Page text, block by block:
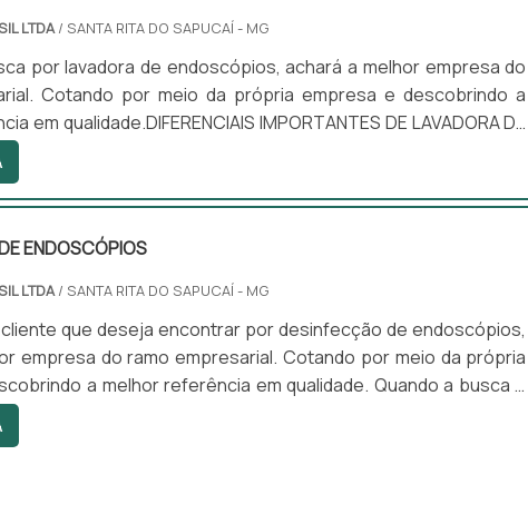
LTDA / SANTA RITA DO SAPUCAÍ - MG
por lavadora de endoscópios, achará a melhor empresa do
Cotando por meio da própria empresa e descobrindo a
em qualidade.DIFERENCIAIS IMPORTANTES DE LAVADORA DE
quer achar lavadora de endoscópios em uma empresa
com a Sanders do Brasil. A empresa atua com lavadoras
circuladores de saneantes, garantindo a satisfação da venda à
ENDOSCÓPIOS
LTDA/ SANTA RITA DO SAPUCAÍ - MG
que deseja encontrar por desinfecção de endoscópios,
empresa do ramo empresarial. Cotando por meio da própria
a melhor referência em qualidade. Quando a busca é
de endoscópios, com a equipe da Sanders do Brasil alcançará
preços altamente competitivos.MAIS DETALHES SOBRE